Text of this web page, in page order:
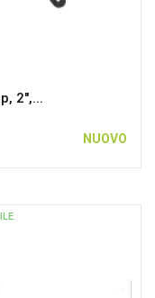
2",...
NUOVO